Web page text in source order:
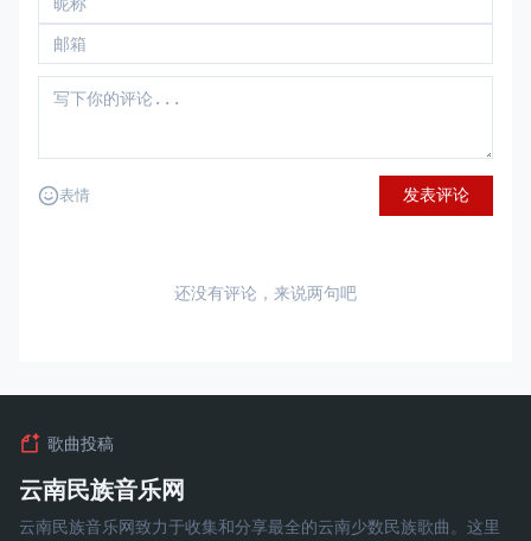
表情 发表评论
还没有评论，来说两句吧
歌曲投稿
云南民族音乐网
云南民族音乐网致力于收集和分享最全的云南少数民族歌曲。这里